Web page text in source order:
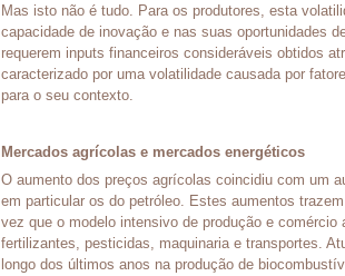
Mas isto não é tudo. Para os produtores, esta
capacidade de inovação e nas suas oportunidades
requerem inputs financeiros consideráveis obtidos
caracterizado por uma volatilidade causada por
para o seu contexto.
Mercados agrícolas e mercados energéticos
O aumento dos preços agrícolas coincidiu com um
em particular os do petróleo. Estes aumentos
vez que o modelo intensivo de produção e
fertilizantes, pesticidas, maquinaria e transportes.
longo dos últimos anos na produção de